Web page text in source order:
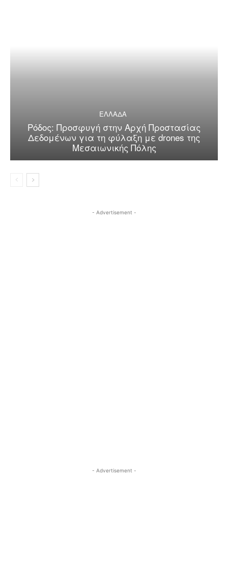
ΕΛΛΑΔΑ
Ρόδος: Προσφυγή στην Αρχή Προστασίας
Δεδομένων για τη φύλαξη με drones της
Μεσαιωνικής Πόλης
- Advertisement -
- Advertisement -